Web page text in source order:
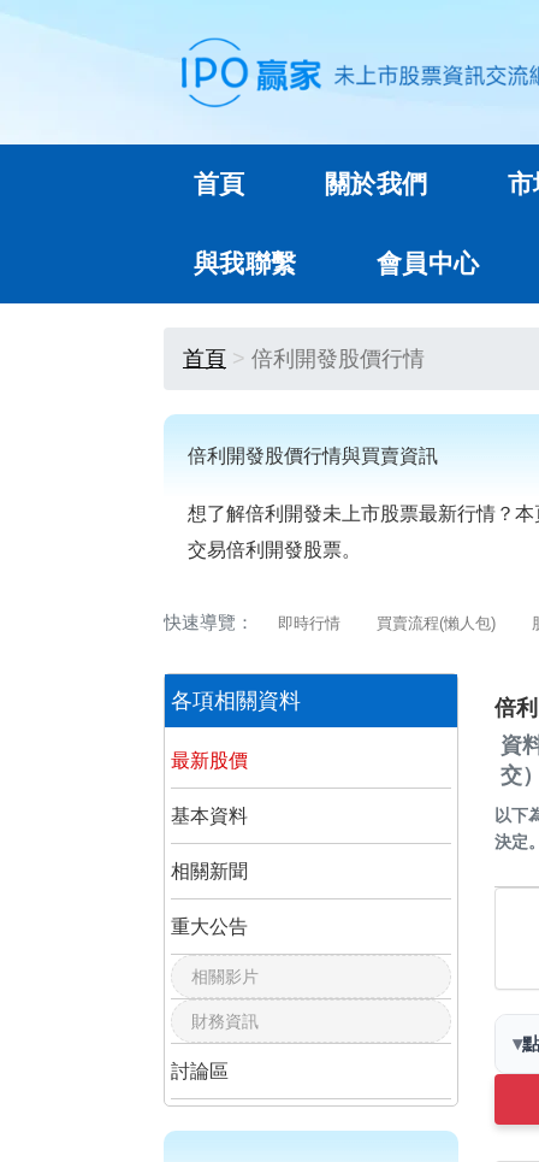
首頁 關於我們 市
與我聯繫 會員中心
首頁 倍利開發股價行情
倍利開發股價行情與買賣資訊
想了解倍利開發未上市股票最新行情？
交易倍利開發股票。
快速導覽： 即時行情 買賣流程(懶人包)
各項相關資料
最新股價
基本資料
相關新聞
重大公告
相關影片
財務資訊
討論區
倍
資
交
以下
決定
▾